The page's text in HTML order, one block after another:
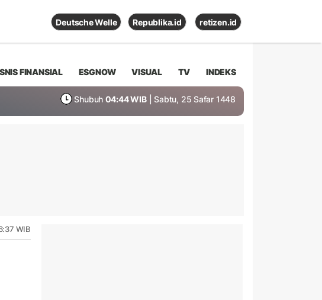
Deutsche Welle Republika.id retizen.id
FINANSIAL ESGNOW VISUAL TV INDEKS
Shubuh 04:44 WIB | Sabtu, 25 Safar 1448
WIB